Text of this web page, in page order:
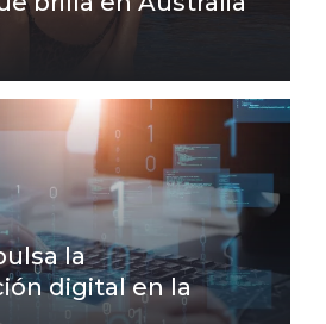
la
digital en la